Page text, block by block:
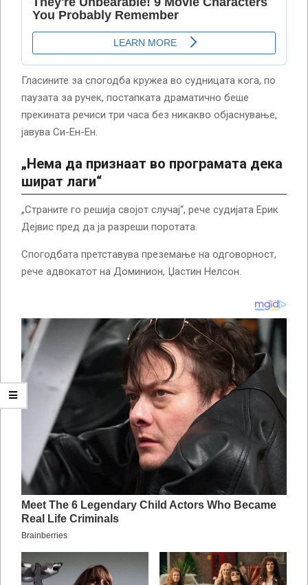
Гласините за спогодба кружеа во судницата кога, по
паузата за ручек, постапката драматично беше
прекината речиси три часа без никакво објаснување,
јавува Си-Ен-Ен.
„Нема да признаат во програмата дека
шират лаги“
„Страните го решија својот случај“, рече судијата Ерик
Дејвис пред да ја разреши поротата.
Спогодбата претставува преземање на одговорност,
рече адвокатот на Доминион, Џастин Нелсон.